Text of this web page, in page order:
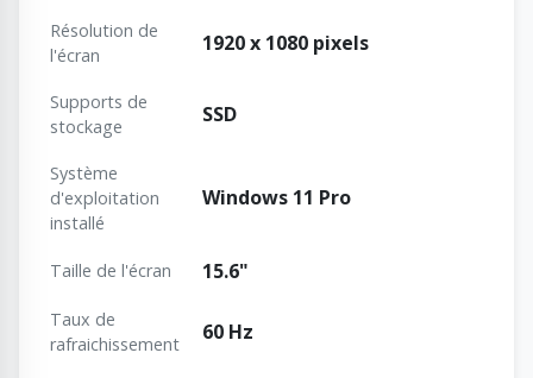
Résolution de
l'écran
1920 x 1080 pixels
Supports de
stockage
SSD
Système
d'exploitation
installé
Windows 11 Pro
Taille de l'écran 15.6"
Taux de
rafraichissement
60 Hz